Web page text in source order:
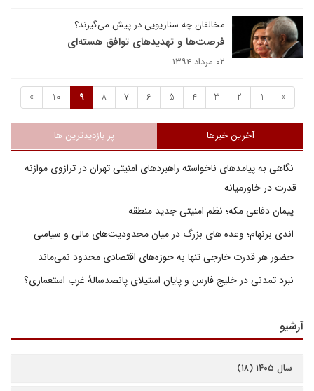
مخالفان چه سناریویی در پیش می‌گیرند؟
فرصت‌ها و تهدیدهای توافق هسته‌ای
۰۲ مرداد ۱۳۹۴
«
1
2
3
4
5
6
7
8
9
10
»
آخرین خبرها پر بازدیدترین ها
نگاهی به پیامدهای ناخواسته راهبردهای امنیتی تهران در ترازوی موازنه
قدرت در خاورمیانه
پیمان دفاعی مکه؛ نظم امنیتی جدید منطقه
اندی برنهام؛ وعده های بزرگ در میان محدودیت‌های مالی و سیاسی
حضور هر قدرت خارجی تنها به حوزه‌های اقتصادی محدود نمی‌ماند
نبرد تمدنی در خلیج فارس و پایان استیلای پانصدسالۀ غرب استعماری؟
آرشیو
سال ۱۴۰۵ (۱۸)